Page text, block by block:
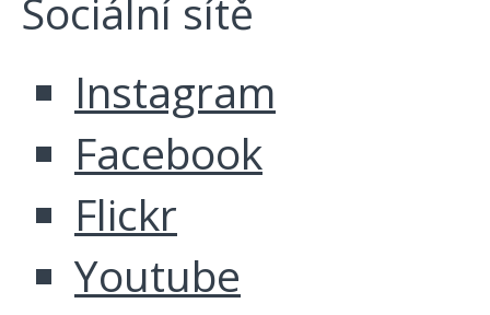
Sociální sítě
Instagram
Facebook
Flickr
Youtube